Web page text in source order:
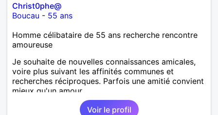
Christ0phe@
Boucau - 55 ans
Homme célibataire de 55 ans recherche rencontre
amoureuse
Je souhaite de nouvelles connaissances amicales,
voire plus suivant les affinités communes et
recherches réciproques. Parfois une amitié convient
mieux qu'un amour.
Voir le profil